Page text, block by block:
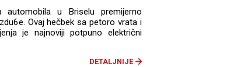
u Briselu premijerno
Ovaj hečbek sa petoro vrata i
je najnoviji potpuno električni
DETALJNIJE